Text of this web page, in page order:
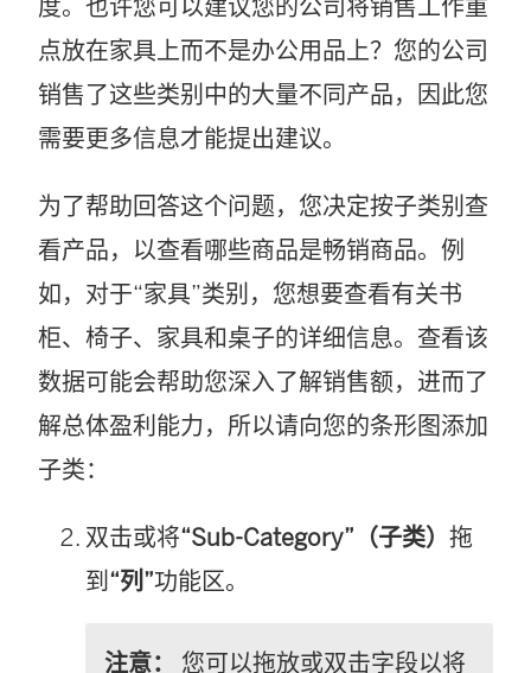
度。也许您可以建议您的公司将销售工作重
点放在家具上而不是办公用品上？您的公司
销售了这些类别中的大量不同产品，因此您
需要更多信息才能提出建议。
为了帮助回答这个问题，您决定按子类别查
看产品，以查看哪些商品是畅销商品。例
如，对于“家具”类别，您想要查看有关书
柜、椅子、家具和桌子的详细信息。查看该
数据可能会帮助您深入了解销售额，进而了
解总体盈利能力，所以请向您的条形图添加
子类：
双击或将“Sub-Category”（子类） 拖
到“列”功能区。
注意：
您可以拖放或双击字段以将